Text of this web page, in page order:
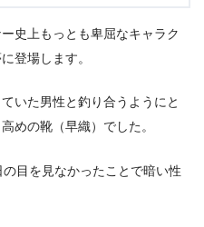
史上もっとも卑屈なキャラク
登場します。
いた男性と釣り合うようにと
めの靴（早織）でした。
目を見なかったことで暗い性